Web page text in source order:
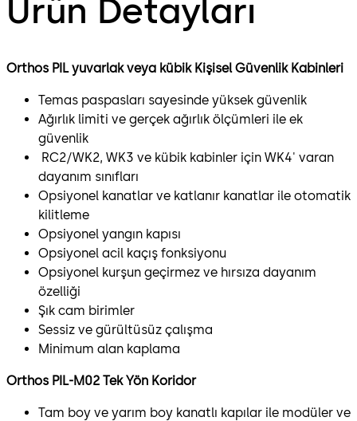
Ürün Detayları
Orthos PIL yuvarlak veya kübik Kişisel Güvenlik Kabinleri
Temas paspasları sayesinde yüksek güvenlik
Ağırlık limiti ve gerçek ağırlık ölçümleri ile ek
güvenlik
RC2/WK2, WK3 ve kübik kabinler için WK4' varan
dayanım sınıfları
Opsiyonel kanatlar ve katlanır kanatlar ile otomatik
kilitleme
Opsiyonel yangın kapısı
Opsiyonel acil kaçış fonksiyonu
Opsiyonel kurşun geçirmez ve hırsıza dayanım
özelliği
Şık cam birimler
Sessiz ve gürültüsüz çalışma
Minimum alan kaplama
Orthos PIL-M02 Tek Yön Koridor
Tam boy ve yarım boy kanatlı kapılar ile modüler ve